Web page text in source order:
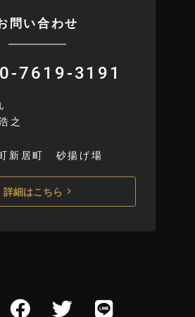
問い合わせ
7619-3191
之
新居町 砂揚げ場
詳細はこちら